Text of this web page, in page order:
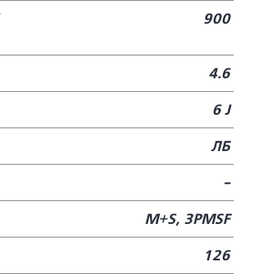
900
4.6
6 J
ЛБ
-
M+S, 3PMSF
126